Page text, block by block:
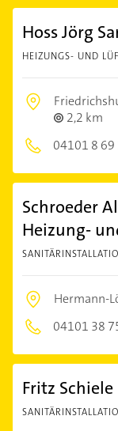
Hoss Jörg
HEIZUNGS- UND
2,2 km
04101 8 69
Schroeder
Heizung-
Hermann-
04101 38
Fritz